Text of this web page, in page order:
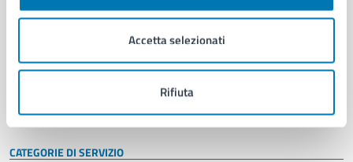
Accetta selezionati
Rifiuta
Enti e fondazioni
Personale amministrativo
Intranet, posta aziendale e protocollo
CATEGORIE DI SERVIZIO